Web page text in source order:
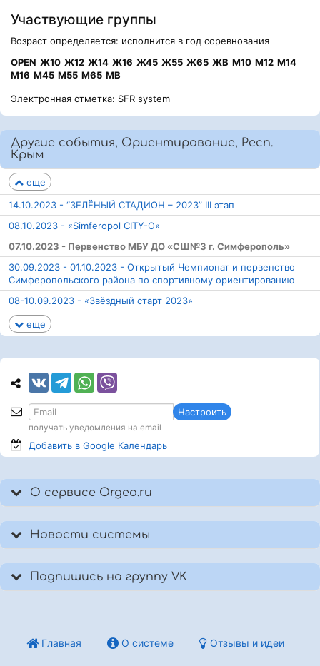
Участвующие группы
Возраст определяется: исполнится в год соревнования
OPEN Ж10 Ж12 Ж14 Ж16 Ж45 Ж55 Ж65 ЖВ М10 М12 М14
М16 М45 М55 М65 МВ
Электронная отметка: SFR system
Другие события, Ориентирование, Респ.
Крым
еще
14.10.2023 - “ЗЕЛЁНЫЙ СТАДИОН – 2023” III этап
08.10.2023 - «Simferopol CITY-O»
07.10.2023 - Первенство МБУ ДО «СШ№3 г. Симферополь»
30.09.2023 - 01.10.2023 - Открытый Чемпионат и первенство
Симферопольского района по спортивному ориентированию
08-10.09.2023 - «Звёздный старт 2023»
еще
Настроить
получать уведомления на email
Добавить в Google Календарь
О сервисе Orgeo.ru
Новости системы
Подпишись на группу VK
Главная О системе Отзывы и идеи